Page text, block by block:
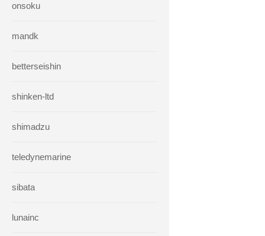
onsoku
mandk
betterseishin
shinken-ltd
shimadzu
teledynemarine
sibata
lunainc